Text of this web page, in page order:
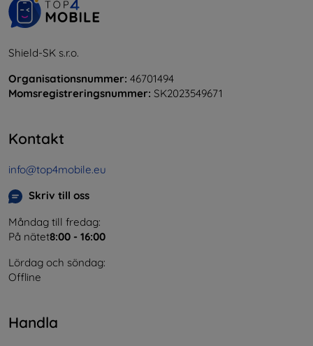
Shield-SK s.r.o.
Organisationsnummer: 46701494
Momsregistreringsnummer: SK2023549671
Kontakt
info@top4mobile.eu
Skriv till oss
Måndag till fredag:
På nätet8:00 - 16:00
Lördag och söndag:
Offline
Handla